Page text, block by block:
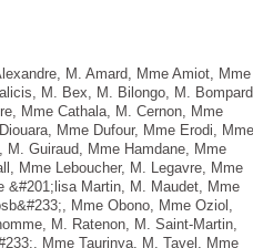
M. Amard, Mme Amiot, Mme
M. Bex, M. Bilongo, M.
Mme Cathala, M. Cernon, Mme
Mme Dufour, Mme Erodi, Mme
M. Guiraud, Mme Hamdane, Mme
Mme Leboucher, M. Legavre, Mme
&#201;lisa Martin, M. Maudet, Mme
Mme Obono, Mme Oziol,
M. Ratenon, M. Saint-Martin,
Mme Taurinya, M. Tavel, Mme